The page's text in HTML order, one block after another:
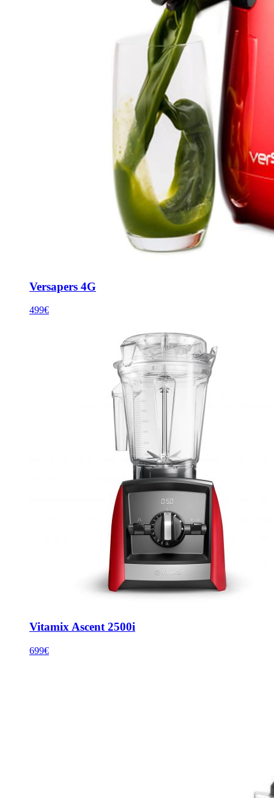
Versapers 4G
499€
Vitamix Ascent 2500i
699€